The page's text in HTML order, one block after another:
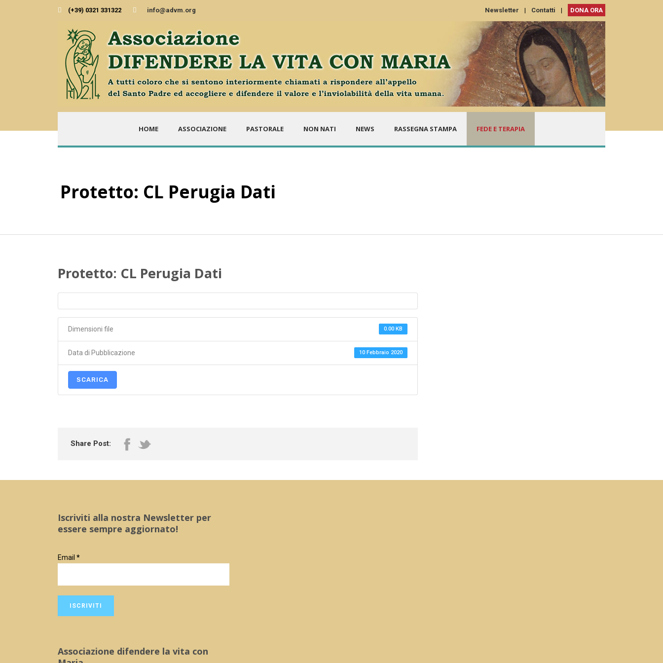
(+39) 0321 331322 info@advm.org Newsletter | Contatti | DONA ORA
HOME ASSOCIAZIONE PASTORALE NON NATI NEWS RASSEGNA STAMPA FEDE E TERAPIA
Protetto: CL Perugia Dati
Protetto: CL Perugia Dati
Dimensioni file 0.00 KB
Data di Pubblicazione 10 Febbraio 2020
SCARICA
Share Post:
Iscriviti alla nostra Newsletter per
essere sempre aggiornato!
Email *
Associazione difendere la vita con